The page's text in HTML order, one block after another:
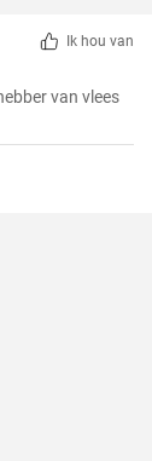
Ik hou van
van vlees